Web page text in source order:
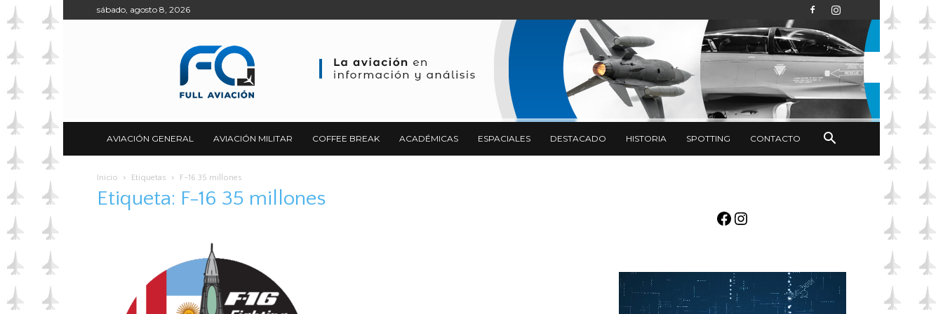
sábado, agosto 8, 2026
AVIACIÓN GENERAL AVIACIÓN MILITAR COFFEE BREAK ACADÉMICAS ESPACIALES DESTACADO HISTORIA SPOTTING CONTACTO
Inicio Etiquetas F-16 35 millones
Etiqueta: F-16 35 millones
Facebook
Instagram